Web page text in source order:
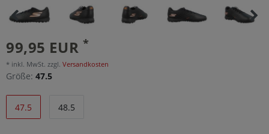
99,95 EUR *
* inkl. MwSt. zzgl. Versandkosten
Größe: 47.5
47.5 48.5